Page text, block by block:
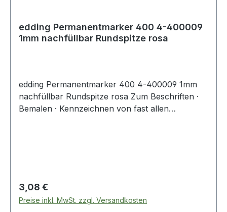
edding Permanentmarker 400 4-400009
1mm nachfüllbar Rundspitze rosa
edding Permanentmarker 400 4-400009 1mm
nachfüllbar Rundspitze rosa Zum Beschriften ·
Bemalen · Kennzeichnen von fast allen
Regulärer Preis:
3,08 €
Preise inkl. MwSt. zzgl. Versandkosten